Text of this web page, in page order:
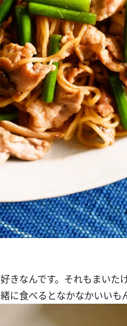
なんです。それもまいた
に食べるとなかなかいいも